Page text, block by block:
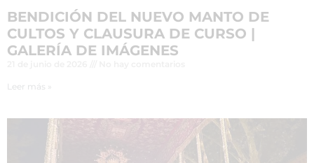
BENDICIÓN DEL NUEVO MANTO DE
CULTOS Y CLAUSURA DE CURSO |
GALERÍA DE IMÁGENES
Leer más »